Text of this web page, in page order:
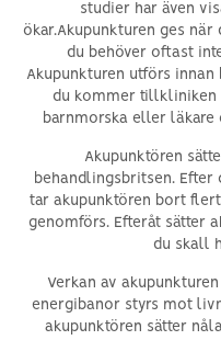
studier har även
ökar.Akupunkturen ges
du behöver oftast
Akupunkturen utförs
du kommer tillkliniken
barnmorska eller läkare
Akupunktören
behandlingsbritsen. Efter
tar akupunktören bort
genomförs. Efteråt sätter
du skall
Verkan av
energibanor styrs mot
akupunktören sätter